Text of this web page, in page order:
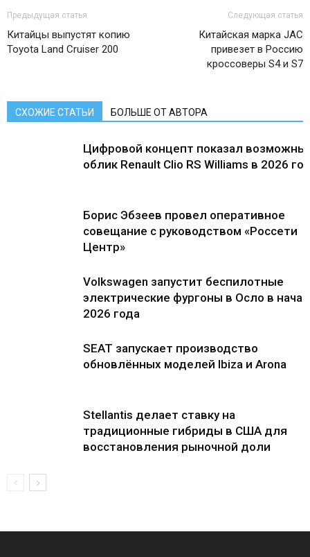
Предыдущая статья
Китайцы выпустят копию
Toyota Land Cruiser 200
Следующая статья
Китайская марка JAC
привезет в Россию
кроссоверы S4 и S7
СХОЖИЕ СТАТЬИ БОЛЬШЕ ОТ АВТОРА
Цифровой концепт показал
облик Renault Clio RS Williams в 2026
Борис Эбзеев провел оперативное
совещание с руководством «Россети
Центр»
Volkswagen запустит беспилотные
электрические фургоны в Осло в
2026 года
SEAT запускает производство
обновлённых моделей Ibiza и Arona
Stellantis делает ставку на
традиционные гибриды в США для
восстановления рыночной доли